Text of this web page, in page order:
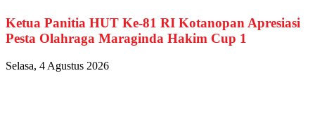
Ketua Panitia HUT Ke-81 RI Kotanopan Apresiasi
Pesta Olahraga Maraginda Hakim Cup 1
Selasa, 4 Agustus 2026